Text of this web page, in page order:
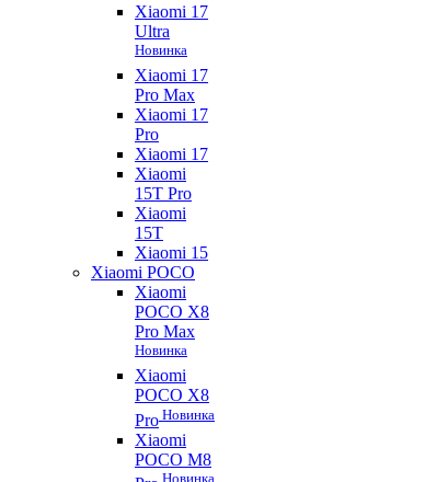
Xiaomi 17
Ultra
Новинка
Xiaomi 17
Pro Max
Xiaomi 17
Pro
Xiaomi 17
Xiaomi
15T Pro
Xiaomi
15T
Xiaomi 15
Xiaomi POCO
Xiaomi
POCO X8
Pro Max
Новинка
Xiaomi
POCO X8
Pro Новинка
Xiaomi
POCO M8
Новинка